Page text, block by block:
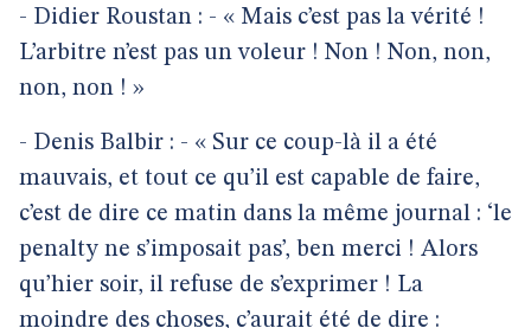
- Didier Roustan : - « Mais c’est pas la vérité !
L’arbitre n’est pas un voleur ! Non ! Non, non,
non, non ! »
- Denis Balbir : - « Sur ce coup-là il a été
mauvais, et tout ce qu’il est capable de faire,
c’est de dire ce matin dans la même journal : ‘le
penalty ne s’imposait pas’, ben merci ! Alors
qu’hier soir, il refuse de s’exprimer ! La
moindre des choses, c’aurait été de dire :